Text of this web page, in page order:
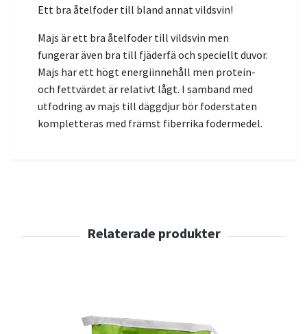
Ett bra åtelfoder till bland annat vildsvin!
Majs är ett bra åtelfoder till vildsvin men
fungerar även bra till fjäderfä och speciellt duvor.
Majs har ett högt energiinnehåll men protein-
och fettvärdet är relativt lågt. I samband med
utfodring av majs till däggdjur bör foderstaten
kompletteras med främst fiberrika fodermedel.